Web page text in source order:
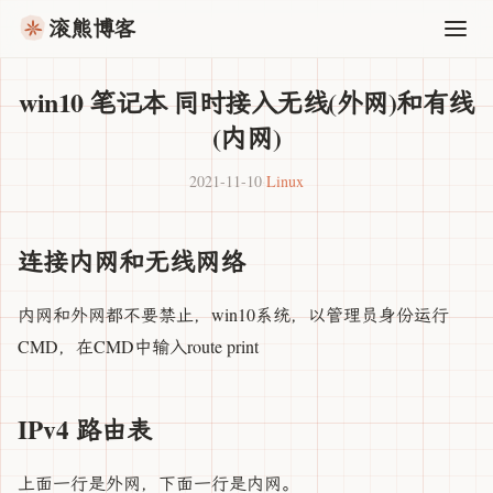
滚熊博客
win10 笔记本 同时接入无线(外网)和有线
(内网)
2021-11-10·Linux
连接内网和无线网络
内网和外网都不要禁止，win10系统，以管理员身份运行
CMD，在CMD中输入route print
IPv4 路由表
上面一行是外网，下面一行是内网。